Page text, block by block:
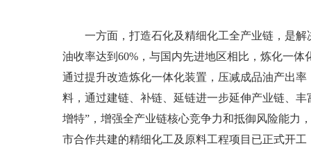
一方面，打造石化及精细化工全产业链，是解
油收率达到60%，与国内先进地区相比，炼化一
通过提升改造炼化一体化装置，压减成品油产出
料，通过建链、补链、延链进一步延伸产业链、
增特”，增强全产业链核心竞争力和抵御风险能力
市合作共建的精细化工及原料工程项目已正式开